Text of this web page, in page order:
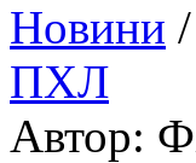
Новини /
ПХЛ
Автор: